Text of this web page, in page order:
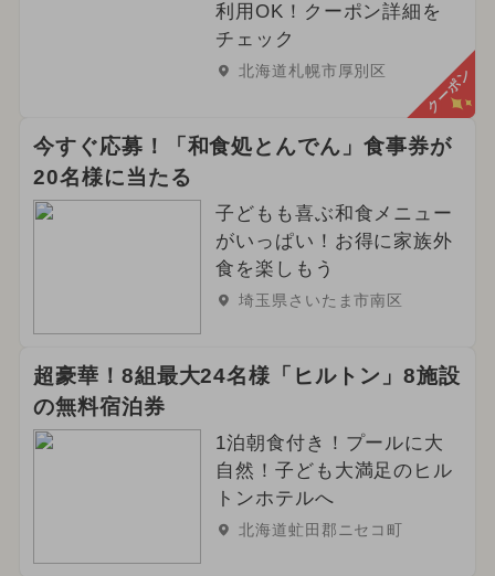
利用OK！クーポン詳細を
チェック
北海道札幌市厚別区 クーポン
今すぐ応募！「和食処とんでん」食事券が
20名様に当たる
子どもも喜ぶ和食メニュー
がいっぱい！お得に家族外
食を楽しもう
埼玉県さいたま市南区
超豪華！8組最大24名様「ヒルトン」8施設
の無料宿泊券
1泊朝食付き！プールに大
自然！子ども大満足のヒル
トンホテルへ
北海道虻田郡ニセコ町